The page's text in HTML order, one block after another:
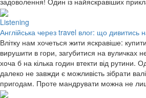
Listening
Англійська через travel влог: що дивитись
Влітку нам хочеться жити яскравіше:
вирушити в гори, загубитися на вуличках
хоча б на кілька годин втекти від рутини.
далеко не завжди є можливість зібрати
пригодам. Проте мандрувати можна не